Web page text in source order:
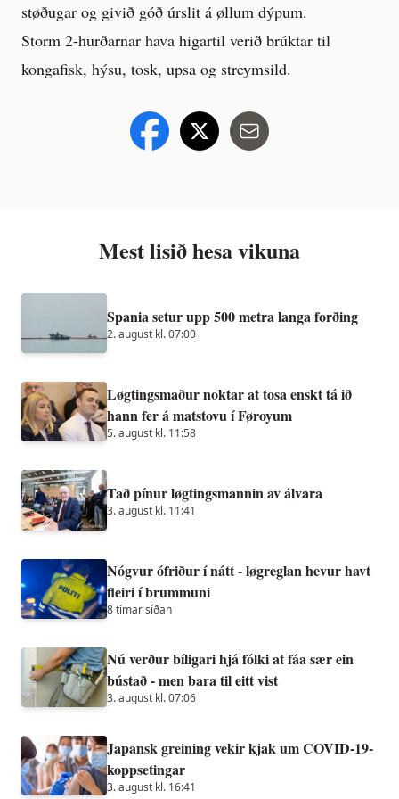
støðugar og givið góð úrslit á øllum dýpum.
Storm 2-hurðarnar hava higartil verið brúktar til
kongafisk, hýsu, tosk, upsa og streymsild.
Mest lisið hesa vikuna
Spania setur upp 500 metra langa forðing
2. august kl. 07:00
Løgtingsmaður noktar at tosa enskt tá ið
hann fer á matstovu í Føroyum
5. august kl. 11:58
Tað pínur løgtingsmannin av álvara
3. august kl. 11:41
Nógvur ófriður í nátt - løgreglan hevur havt
fleiri í brummuni
8 tímar síðan
Nú verður bíligari hjá fólki at fáa sær ein
bústað - men bara til eitt vist
3. august kl. 07:06
Japansk greining vekir kjak um COVID-19-
koppsetingar
3. august kl. 16:41